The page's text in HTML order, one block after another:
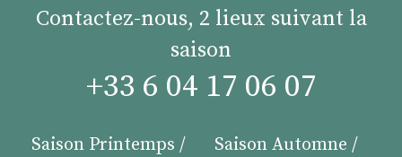
Contactez-nous, 2 lieux suivant la
saison
+33 6 04 17 06 07
Saison Printemps /
Saison Automne /